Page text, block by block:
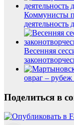
Коммунисты
Весенняя
овраг – рубеж
Поделиться в